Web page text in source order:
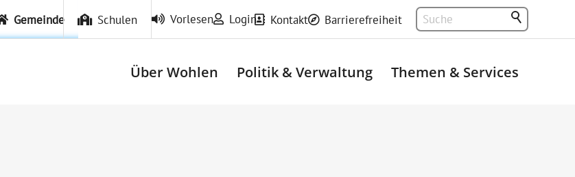
Barrierefreiheit
Kontakt
Login
Gemeinde Schulen Vorlesen
Über Wohlen Politik & Verwaltung Themen & Services